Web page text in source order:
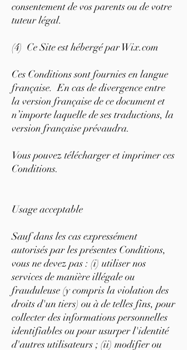
consentement de vos parents ou de votre
tuteur légal.
(4) Ce Site est hébergé par Wix.com
Ces Conditions sont fournies en langue
française. En cas de divergence entre
la version française de ce document et
n’importe laquelle de ses traductions, la
version française prévaudra.
Vous pouvez télécharger et imprimer ces
Conditions.
Usage acceptable
Sauf dans les cas expressément
autorisés par les présentes Conditions,
vous ne devez pas : (i) utiliser nos
services de manière illégale ou
frauduleuse (y compris la violation des
droits d'un tiers) ou à de telles fins, pour
collecter des informations personnelles
identifiables ou pour usurper l'identité
d'autres utilisateurs ; (ii) modifier ou